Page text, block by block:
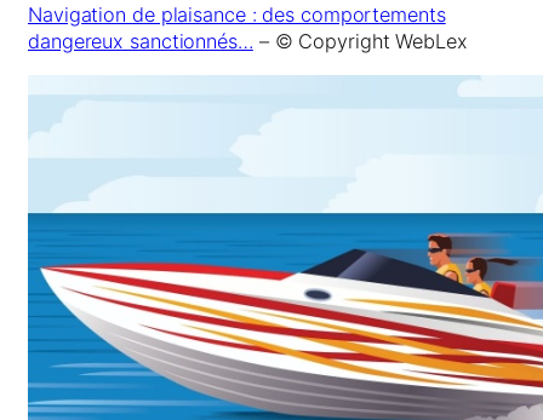
Navigation de plaisance : des comportements
dangereux sanctionnés… – © Copyright WebLex